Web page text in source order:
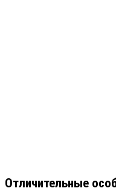
Отличительные